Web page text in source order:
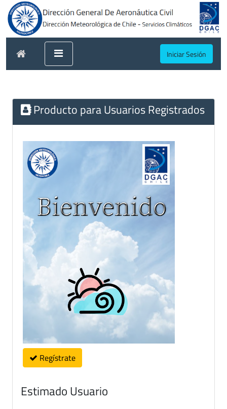
Iniciar Sesión
Producto para Usuarios Registrados
Regístrate
Estimado Usuario